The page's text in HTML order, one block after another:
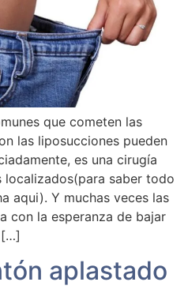
que cometen las
las liposucciones pueden
es una cirugía
saber todo
aqui). Y muchas veces las
con la esperanza de bajar
[…]
aplastado